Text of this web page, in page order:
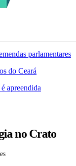
parlamentares
do Ceará
apreendida
no Crato